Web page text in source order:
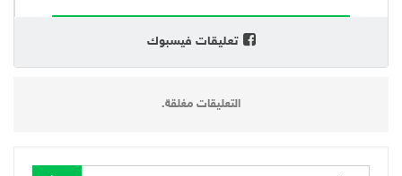
تعليقات فيسبوك
التعليقات مغلقة.